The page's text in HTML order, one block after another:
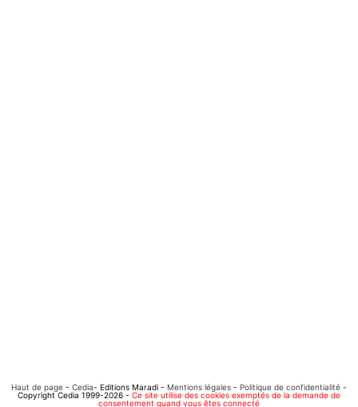
Haut de page - Cedia- Editions Maradi - Mentions légales - Politique de confidentialité -
Copyright Cedia 1999-2026 - Ce site utilise des cookies exemptés de la demande de
consentement quand vous êtes connecté